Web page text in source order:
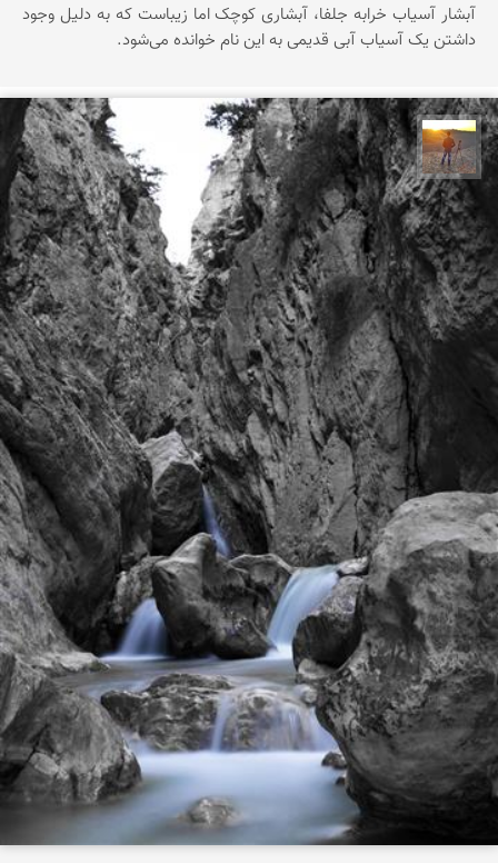
آبشار آسیاب خرابه جلفا، آبشاری کوچک اما زیباست که به دلیل وجود
داشتن یک آسیاب آبی قدیمی به این نام خوانده می‌شود.
مهدی مخلصیان